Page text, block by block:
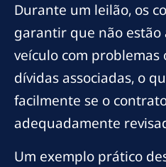
Durante um leilão, os
garantir que não
veículo com problemas
dívidas associadas, o
facilmente se o
adequadamente
Um exemplo prático